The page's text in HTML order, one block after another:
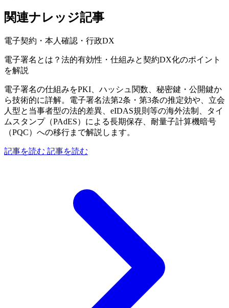
関連ナレッジ記事
電子契約・本人確認・行政DX
電子署名とは？法的有効性・仕組みと契約DX化のポイント
を解説
電子署名の仕組みをPKI、ハッシュ関数、秘密鍵・公開鍵か
ら技術的に詳解。電子署名法第2条・第3条の推定効や、立会
人型と当事者型の法的差異、eIDAS規則等の海外法制、タイ
ムスタンプ（PAdES）による長期保存、耐量子計算機暗号
（PQC）への移行まで解説します。
記事を読む 記事を読む